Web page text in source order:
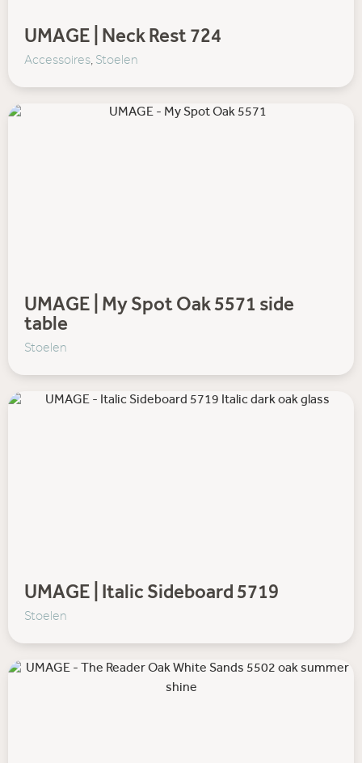
UMAGE | Neck Rest 724
Accessoires, Stoelen
UMAGE | My Spot Oak 5571 side
table
Stoelen
UMAGE | Italic Sideboard 5719
Stoelen